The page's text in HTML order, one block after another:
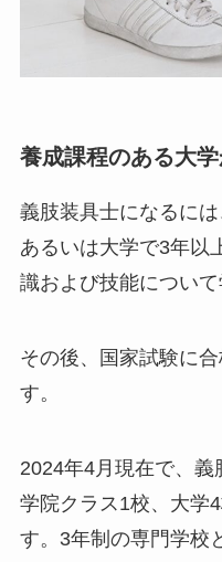
養成課程のある大
義肢装具士になるに
あるいは大学で3年以
識および技能について
その後、国家試験に
す。
2024年4月現在で、
学院クラス1校、大学
す。3年制の専門学校